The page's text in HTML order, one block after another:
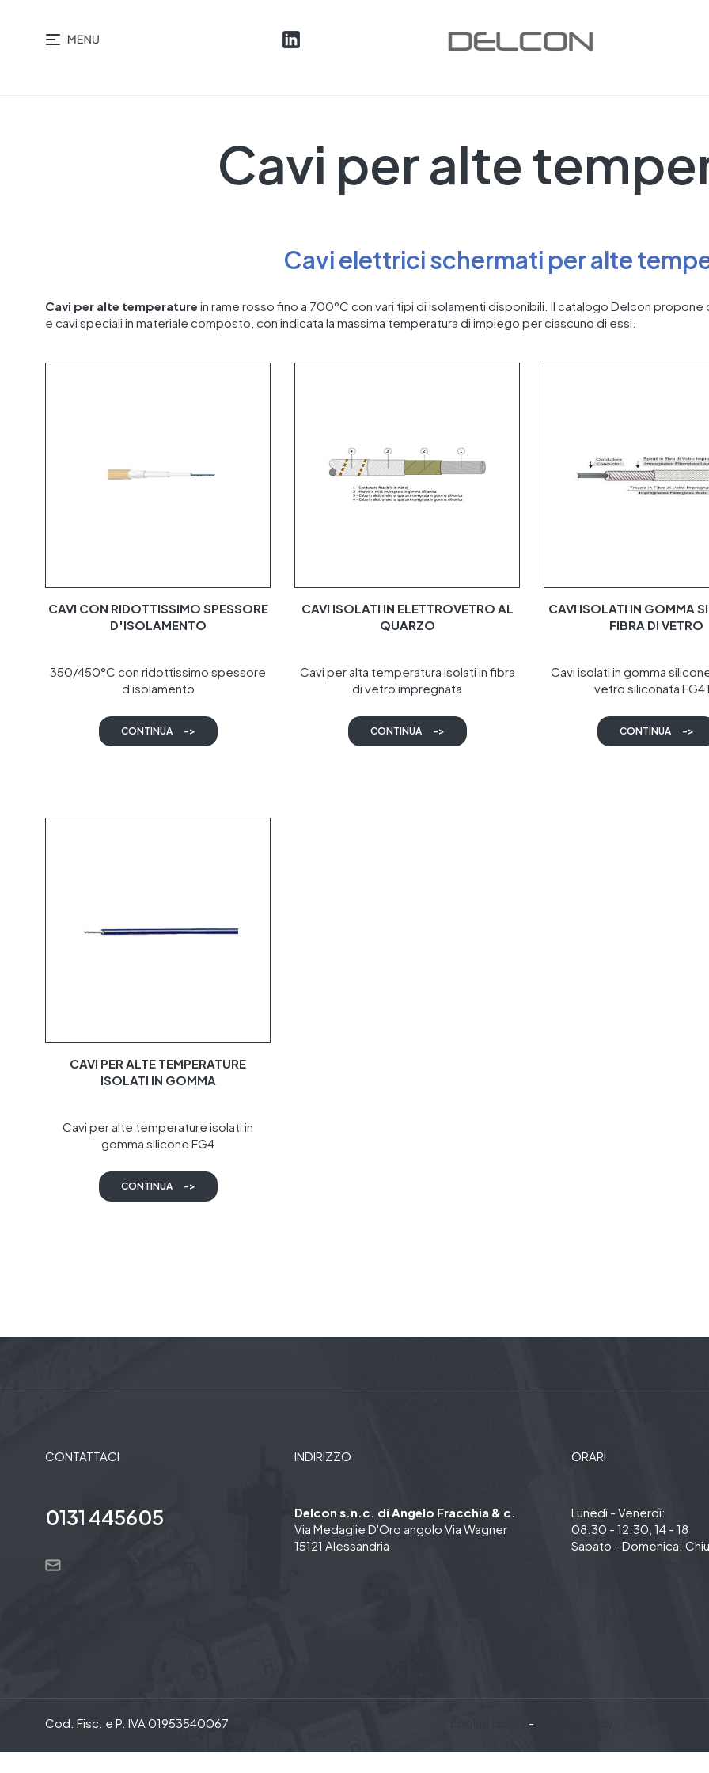
Cavi per alte
Cavi elettrici schermati per alte
Cavi per alte temperature in rame rosso fino a 700°C con vari tipi di isolamenti disponibili. Il catalogo Delcon
e cavi speciali in materiale composto, con indicata la massima temperatura di impiego per ciascuno di essi.
CAVI CON RIDOTTISSIMO SPESSORE
D'ISOLAMENTO
350/450°C con ridottissimo spessore
d'isolamento
CONTINUA ->
CAVI ISOLATI IN ELETTROVETRO AL
QUARZO
Cavi per alta temperatura isolati in fibra
di vetro impregnata
CONTINUA ->
CAVI ISOLATI IN GOMMA
FIBRA DI VETRO
Cavi isolati in gomma
vetro siliconata
CONTINUA ->
CAVI PER ALTE TEMPERATURE
ISOLATI IN GOMMA
Cavi per alte temperature isolati in
gomma silicone FG4
CONTINUA ->
CONTATTACI
0131 445605
INDIRIZZO
Delcon s.n.c. di Angelo Fracchia & c.
Via Medaglie D'Oro angolo Via Wagner
15121 Alessandria
ORARI
Lunedì - Venerdì:
08:30 - 12:30, 14 - 18
Sabato - Domenica:
Cod. Fisc. e P. IVA 01953540067 -